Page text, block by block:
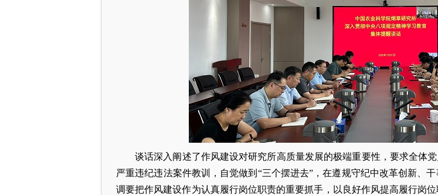
谈话深入阐述了作风建设对研究所高质量发展的极端重要性，要求全体
严重违纪违法案件教训，自觉做到“三个摆进去”，在遵规守纪中改革创新、
调要把作风建设作为认真履行岗位职责的重要抓手，以良好作风提高履行岗